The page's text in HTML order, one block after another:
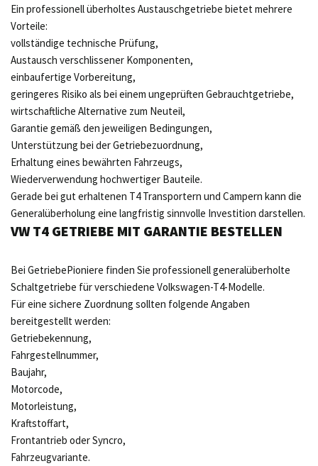
Ein professionell überholtes Austauschgetriebe bietet mehrere
Vorteile:
vollständige technische Prüfung,
Austausch verschlissener Komponenten,
einbaufertige Vorbereitung,
geringeres Risiko als bei einem ungeprüften Gebrauchtgetriebe,
wirtschaftliche Alternative zum Neuteil,
Garantie gemäß den jeweiligen Bedingungen,
Unterstützung bei der Getriebezuordnung,
Erhaltung eines bewährten Fahrzeugs,
Wiederverwendung hochwertiger Bauteile.
Gerade bei gut erhaltenen T4 Transportern und Campern kann die
Generalüberholung eine langfristig sinnvolle Investition darstellen.
VW T4 GETRIEBE MIT GARANTIE BESTELLEN
Bei GetriebePioniere finden Sie professionell generalüberholte
Schaltgetriebe für verschiedene Volkswagen-T4-Modelle.
Für eine sichere Zuordnung sollten folgende Angaben
bereitgestellt werden:
Getriebekennung,
Fahrgestellnummer,
Baujahr,
Motorcode,
Motorleistung,
Kraftstoffart,
Frontantrieb oder Syncro,
Fahrzeugvariante.